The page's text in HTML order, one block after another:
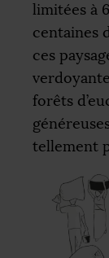
limitées à
centaines
ces
forêts
tellement